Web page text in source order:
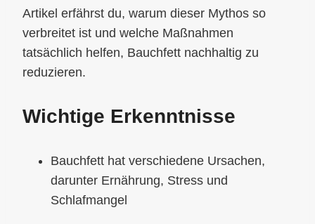
Artikel erfährst du, warum dieser Mythos so
verbreitet ist und welche Maßnahmen
tatsächlich helfen, Bauchfett nachhaltig zu
reduzieren.
Wichtige Erkenntnisse
Bauchfett hat verschiedene Ursachen,
darunter Ernährung, Stress und
Schlafmangel